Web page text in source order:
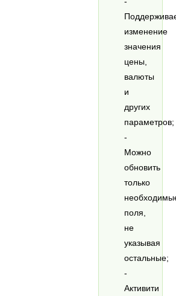
изменение
значения
цены,
валюты
и
других
параметров;
-
Можно
обновить
только
поля,
не
указывая
остальные;
-
Активити